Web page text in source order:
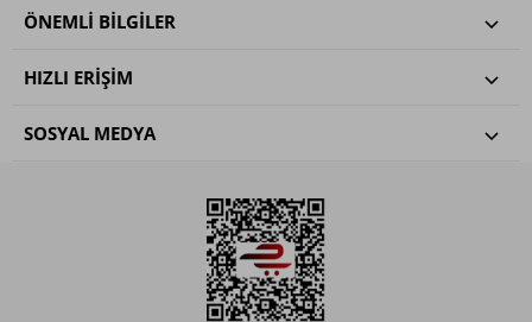
ÖNEMLI BILGILER
HIZLI ERIŞIM
SOSYAL MEDYA